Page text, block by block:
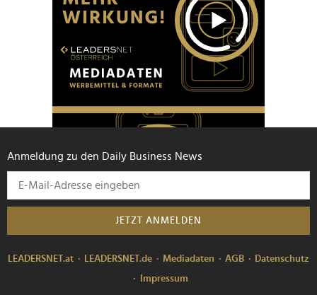
Anmeldung zu den Daily Business News
JETZT ANMELDEN
LEADERSNET.at LEADERSNET.de Mediadaten AGB
Datenschutz
Impressum